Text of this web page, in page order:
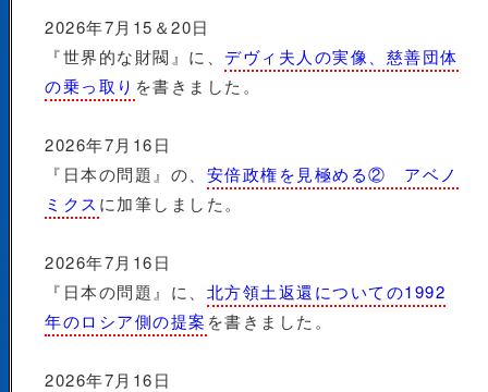
2026年7月15＆20日
『世界的な財閥』に、 デヴィ夫人の実像、慈善団体
の乗っ取り を書きました。
2026年7月16日
『日本の問題』の、 安倍政権を見極める② アベノ
ミクス に加筆しました。
2026年7月16日
『日本の問題』に、 北方領土返還についての1992
年のロシア側の提案 を書きました。
2026年7月16日